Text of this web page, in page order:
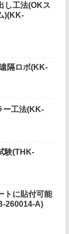
し工法(OKス
)(KK-
隔ロボ(KK-
ー工法(KK-
験(THK-
トに貼付可能
260014-A)